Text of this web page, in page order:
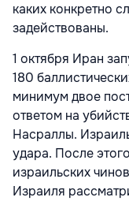
каких конкретно
задействованы.
1 октября Иран
180
минимум двое
ответом на
Насраллы.
удара. После
израильских
Израиля